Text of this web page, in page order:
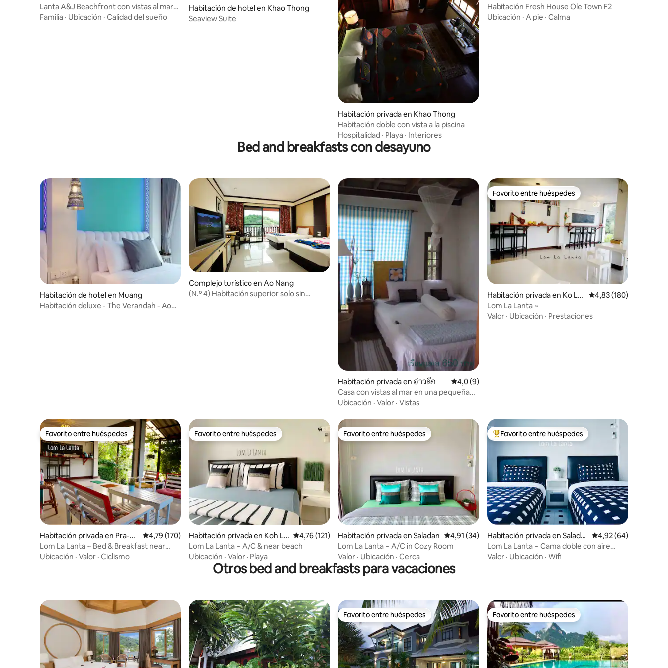
Lanta A&J Beachfront con vistas al mar
R2
Familia · Ubicación · Calidad del sueño
Habitación de hotel en Khao Thong
Seaview Suite
Habitación privada en Khao Thong
Habitación doble con vista a la piscina
Hospitalidad · Playa · Interiores
Habitación Fresh House Ole Town F2
Ubicación · A pie · Calma
Bed and breakfasts con desayuno
Habitación de hotel en Muang
Habitación deluxe - The Verandah - Ao
Complejo turístico en Ao Nang
(N.º 4) Habitación superior solo sin
Habitación privada en อ่าวลึก Calificación promedio: 4,0 de 5. 9 evaluaciones
4,0 (9)
Casa con vistas al mar en una pequeña
colina 4
Ubicación · Valor · Vistas
Favorito entre huéspedes
Favorito entre huéspedes
Habitación privada en Ko La
nta
Calificación promedio:
4,83 (180)
Lom La Lanta ~
Valor · Ubicación · Prestaciones
Favorito entre huéspedes
Favorito entre huéspedes
Habitación privada en Pra-A
e Beach
Calificación promedio: 4,79 de 5. 170 evaluaciones
4,79 (170)
Lom La Lanta ~ Bed & Breakfast near
Beach!
Ubicación · Valor · Ciclismo
Favorito entre huéspedes
Favorito entre huéspedes
Habitación privada en Koh La
nta Yai
Calificación promedio: 4,76 de 5. 121 evaluaciones
4,76 (121)
Lom La Lanta ~ A/C & near beach
Ubicación · Valor · Playa
Favorito entre huéspedes
Favorito entre huéspedes
Habitación privada en Saladan Calificación promedio: 4,91 de 5. 34 evaluaciones
4,91 (34)
Lom La Lanta ~ A/C in Cozy Room
Valor · Ubicación · Cerca
Favorito entre los huéspedes más destacados
Favorito entre huéspedes
Habitación privada en Salada
n
Calificación
4,92 (64)
Lom La Lanta ~ Cama doble con aire
acondicionado
Valor · Ubicación · Wifi
Otros bed and breakfasts para vacaciones
Favorito entre huéspedes
Favorito entre huéspedes Favorito entre huéspedes
Favorito entre huéspedes